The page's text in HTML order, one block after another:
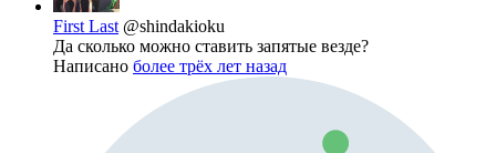
First Last @shindakioku
Да сколько можно ставить запятые везде?
Написано более трёх лет назад